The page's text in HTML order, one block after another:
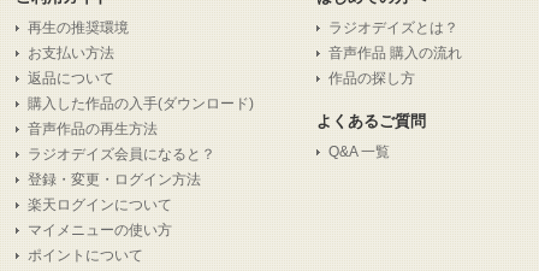
再生の推奨環境
お支払い方法
返品について
購入した作品の入手(ダウンロード)
音声作品の再生方法
ラジオデイズ会員になると？
登録・変更・ログイン方法
楽天ログインについて
マイメニューの使い方
ポイントについて
ラジオデイズとは？
音声作品 購入の流れ
作品の探し方
よくあるご質問
Q&A 一覧